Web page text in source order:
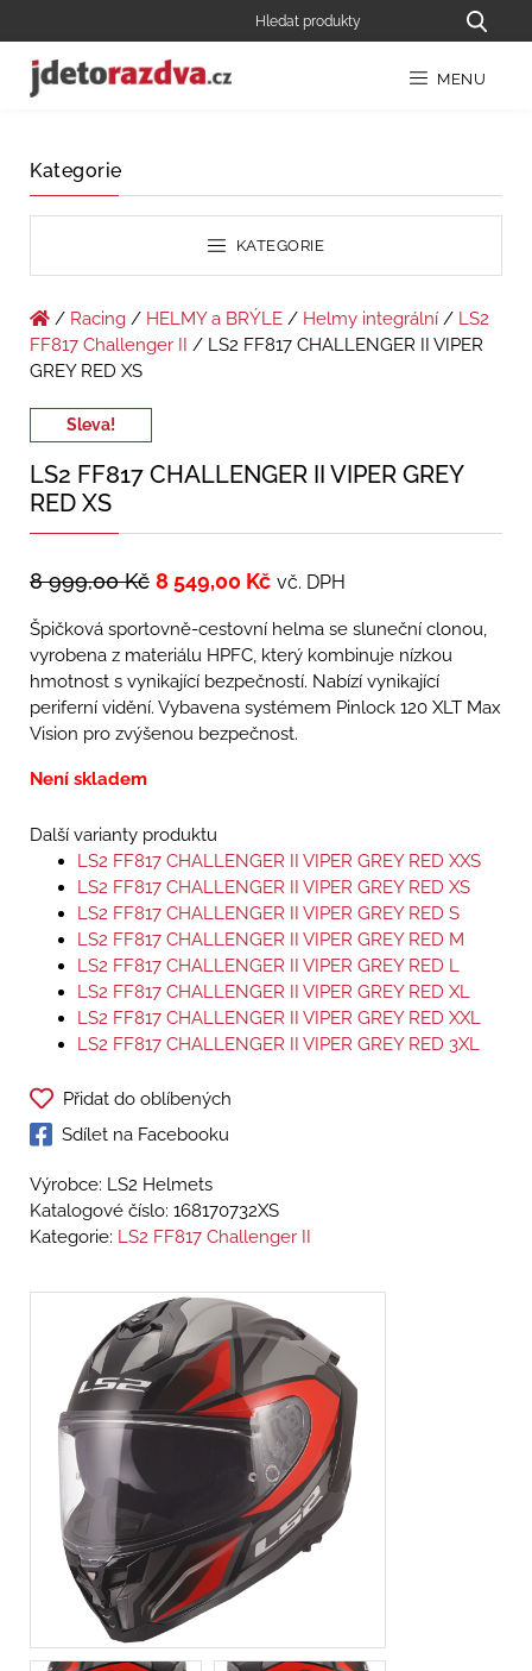
MENU
Kategorie
KATEGORIE
/ Racing / HELMY a BRÝLE / Helmy integrální / LS2
FF817 Challenger II
/ LS2 FF817 CHALLENGER II VIPER
GREY RED XS
Sleva!
LS2 FF817 CHALLENGER II VIPER GREY
RED XS
8 999,00Kč 8 549,00 Kč vč. DPH
Špičková sportovně-cestovní helma se sluneční clonou,
vyrobena z materiálu HPFC, který kombinuje nízkou
hmotnost s vynikající bezpečností. Nabízí vynikající
periferní vidění. Vybavena systémem Pinlock 120 XLT Max
Vision pro zvýšenou bezpečnost.
Není skladem
Další varianty produktu
LS2 FF817 CHALLENGER II VIPER GREY RED XXS
LS2 FF817 CHALLENGER II VIPER GREY RED XS
LS2 FF817 CHALLENGER II VIPER GREY RED S
LS2 FF817 CHALLENGER II VIPER GREY RED M
LS2 FF817 CHALLENGER II VIPER GREY RED L
LS2 FF817 CHALLENGER II VIPER GREY RED XL
LS2 FF817 CHALLENGER II VIPER GREY RED XXL
LS2 FF817 CHALLENGER II VIPER GREY RED 3XL
Přidat do oblíbených
Sdílet na Facebooku
Výrobce: LS2 Helmets
Katalogové číslo: 168170732XS
Kategorie: LS2 FF817 Challenger II